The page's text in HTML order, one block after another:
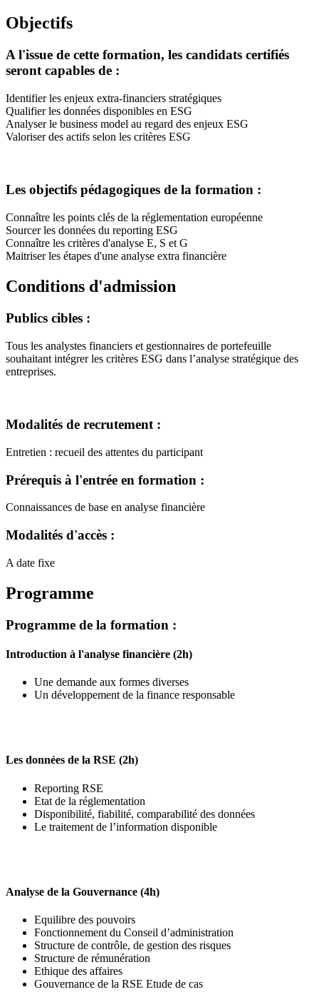
Objectifs
A l'issue de cette formation, les candidats certifiés
seront capables de :
Identifier les enjeux extra-financiers stratégiques
Qualifier les données disponibles en ESG
Analyser le business model au regard des enjeux ESG
Valoriser des actifs selon les critères ESG
Les objectifs pédagogiques de la formation :
Connaître les points clés de la réglementation européenne
Sourcer les données du reporting ESG
Connaître les critères d'analyse E, S et G
Maitriser les étapes d'une analyse extra financière
Conditions d'admission
Publics cibles :
Tous les analystes financiers et gestionnaires de portefeuille
souhaitant intégrer les critères ESG dans l’analyse stratégique des
entreprises.
Modalités de recrutement :
Entretien : recueil des attentes du participant
Prérequis à l'entrée en formation :
Connaissances de base en analyse financière
Modalités d'accès :
A date fixe
Programme
Programme de la formation :
Introduction à l'analyse financière (2h)
Une demande aux formes diverses
Un développement de la finance responsable
Les données de la RSE (2h)
Reporting RSE
Etat de la réglementation
Disponibilité, fiabilité, comparabilité des données
Le traitement de l’information disponible
Analyse de la Gouvernance (4h)
Equilibre des pouvoirs
Fonctionnement du Conseil d’administration
Structure de contrôle, de gestion des risques
Structure de rémunération
Ethique des affaires
Gouvernance de la RSE Etude de cas